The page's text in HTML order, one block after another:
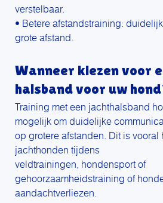
verstelbaar.
• Betere afstandstraining:
grote afstand.
Wanneer kiezen voor
halsband voor uw
Training met een jachthalsband
mogelijk om duidelijke
op grotere afstanden. Dit is vooral
jachthonden tijdens
veldtrainingen, hondensport of
gehoorzaamheidstraining of
aandachtverliezen.